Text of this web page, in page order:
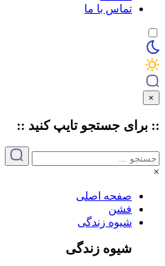
تماس با ما
×
:: برای جستجو تایپکنید ::
×
صفحه اصلی
فشن
شیوه زندگی
شیوه زندگی